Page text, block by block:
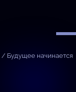
/ Будущее начинается